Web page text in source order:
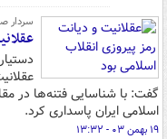
سردار
گفت: با شناسایی فتنه‌ها در
اسلامی ایران پاسداری کرد.
۱۹ بهمن ۰۳ - ۱۳:۳۲